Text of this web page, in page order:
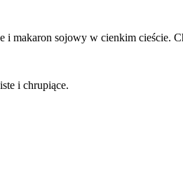
i makaron sojowy w cienkim cieście.
i chrupiące.